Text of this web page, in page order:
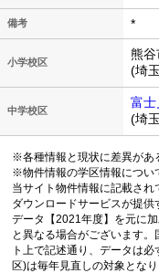
備考 *
小学校区
熊谷
(埼
中学校区
富士
(埼
※各種情報と現状に差異があ
※物件情報の学区情報につい
当サイト物件情報に記載さ
ダウンロードサービスが提
データ【2021年度】を元に
と異なる場合がございます
ト上で記述通り、データは
区)は毎年見直しの対象とな